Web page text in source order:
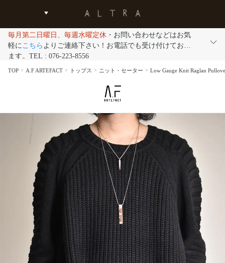
毎月第二日曜日、毎週水曜定休 ・お問い合わせなどはお気
軽にこちら よりご連絡下さい！お電話でも受け付けており
ます。TEL : 076-223-8556
TOP A.F ARTEFACT トップス ニット・セーター Low Gauge Knit Raglan